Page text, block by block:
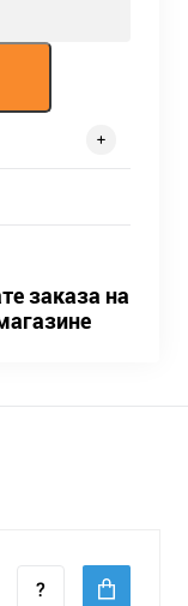
заказа на